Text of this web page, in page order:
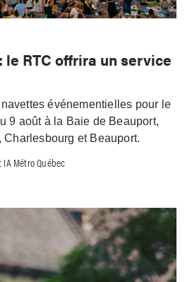
RTC offrira un service
événementielles pour le
9 août à la Baie de Beauport,
et Beauport.
Métro Québec